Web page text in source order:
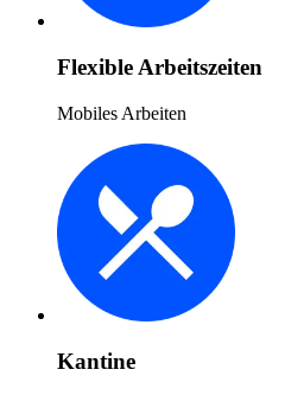
Flexible Arbeitszeiten
Mobiles Arbeiten
Kantine